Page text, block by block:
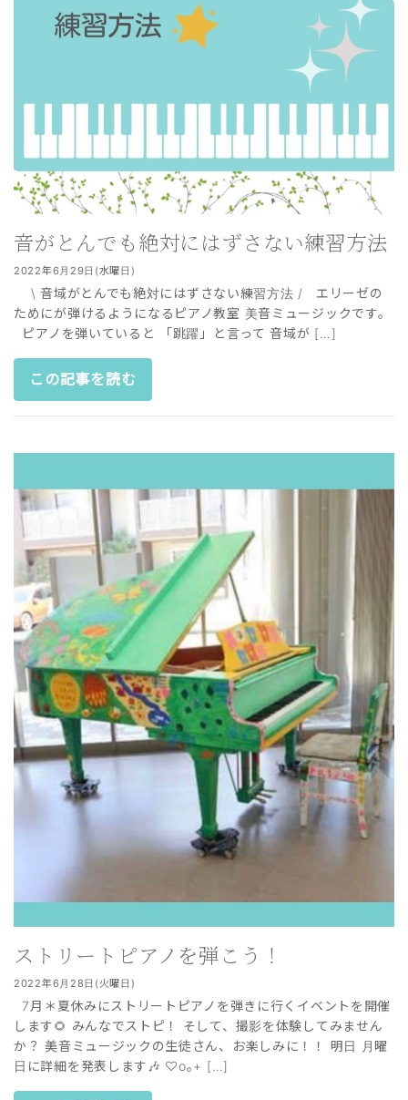
音がとんでも絶対にはずさない練習方法
2022年6月29日(水曜日)
\ 音域がとんでも絶対にはずさない練習方法 / エリーゼの
ためにが弾けるようになるピアノ教室 美音ミュージックです。
ピアノを弾いていると 「跳躍」と言って 音域が […]
この記事を読む
ストリートピアノを弾こう！
2022年6月28日(火曜日)
7月＊夏休みにストリートピアノを弾きに行くイベントを開催
します🌻 みんなでストピ！ そして、撮影を体験してみません
か？ 美音ミュージックの生徒さん、お楽しみに！！ 明日 月曜
日に詳細を発表します🎶 ♡o｡+ […]